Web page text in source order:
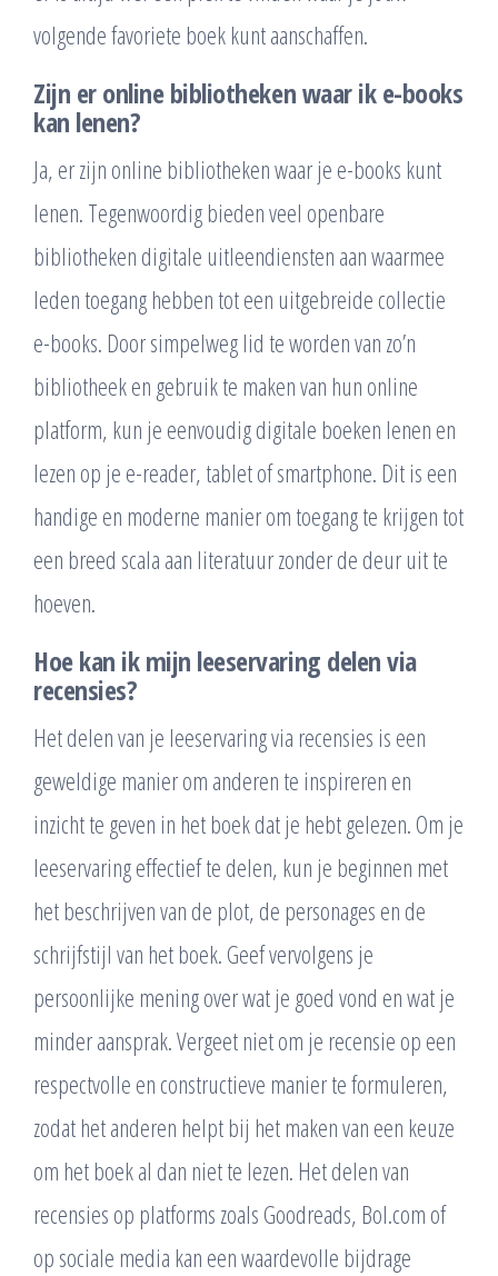
volgende favoriete boek kunt aanschaffen.
Zijn er online bibliotheken waar ik e-books
kan lenen?
Ja, er zijn online bibliotheken waar je e-books kunt
lenen. Tegenwoordig bieden veel openbare
bibliotheken digitale uitleendiensten aan waarmee
leden toegang hebben tot een uitgebreide collectie
e-books. Door simpelweg lid te worden van zo’n
bibliotheek en gebruik te maken van hun online
platform, kun je eenvoudig digitale boeken lenen en
lezen op je e-reader, tablet of smartphone. Dit is een
handige en moderne manier om toegang te krijgen tot
een breed scala aan literatuur zonder de deur uit te
hoeven.
Hoe kan ik mijn leeservaring delen via
recensies?
Het delen van je leeservaring via recensies is een
geweldige manier om anderen te inspireren en
inzicht te geven in het boek dat je hebt gelezen. Om je
leeservaring effectief te delen, kun je beginnen met
het beschrijven van de plot, de personages en de
schrijfstijl van het boek. Geef vervolgens je
persoonlijke mening over wat je goed vond en wat je
minder aansprak. Vergeet niet om je recensie op een
respectvolle en constructieve manier te formuleren,
zodat het anderen helpt bij het maken van een keuze
om het boek al dan niet te lezen. Het delen van
recensies op platforms zoals Goodreads, Bol.com of
op sociale media kan een waardevolle bijdrage